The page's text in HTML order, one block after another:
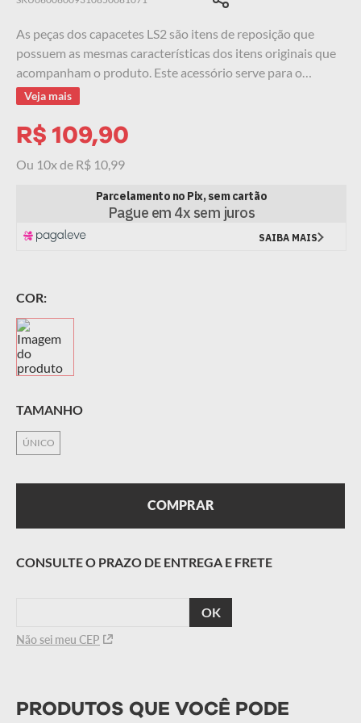
As peças dos capacetes LS2 são itens de reposição que
possuem as mesmas características dos itens originais que
acompanham o produto. Este acessório serve para o
Capacete LS2 FF397 VECTOR, esse é um item removível,
pilotagem.
Veja mais
R$ 109,90
Ou 10x de R$ 10,99
COR:
TAMANHO
ÚNICO
COMPRAR
Não sei meu CEP
CALCULAR
O FRETE
PRODUTOS QUE VOCÊ PODE
10º capacete masculino